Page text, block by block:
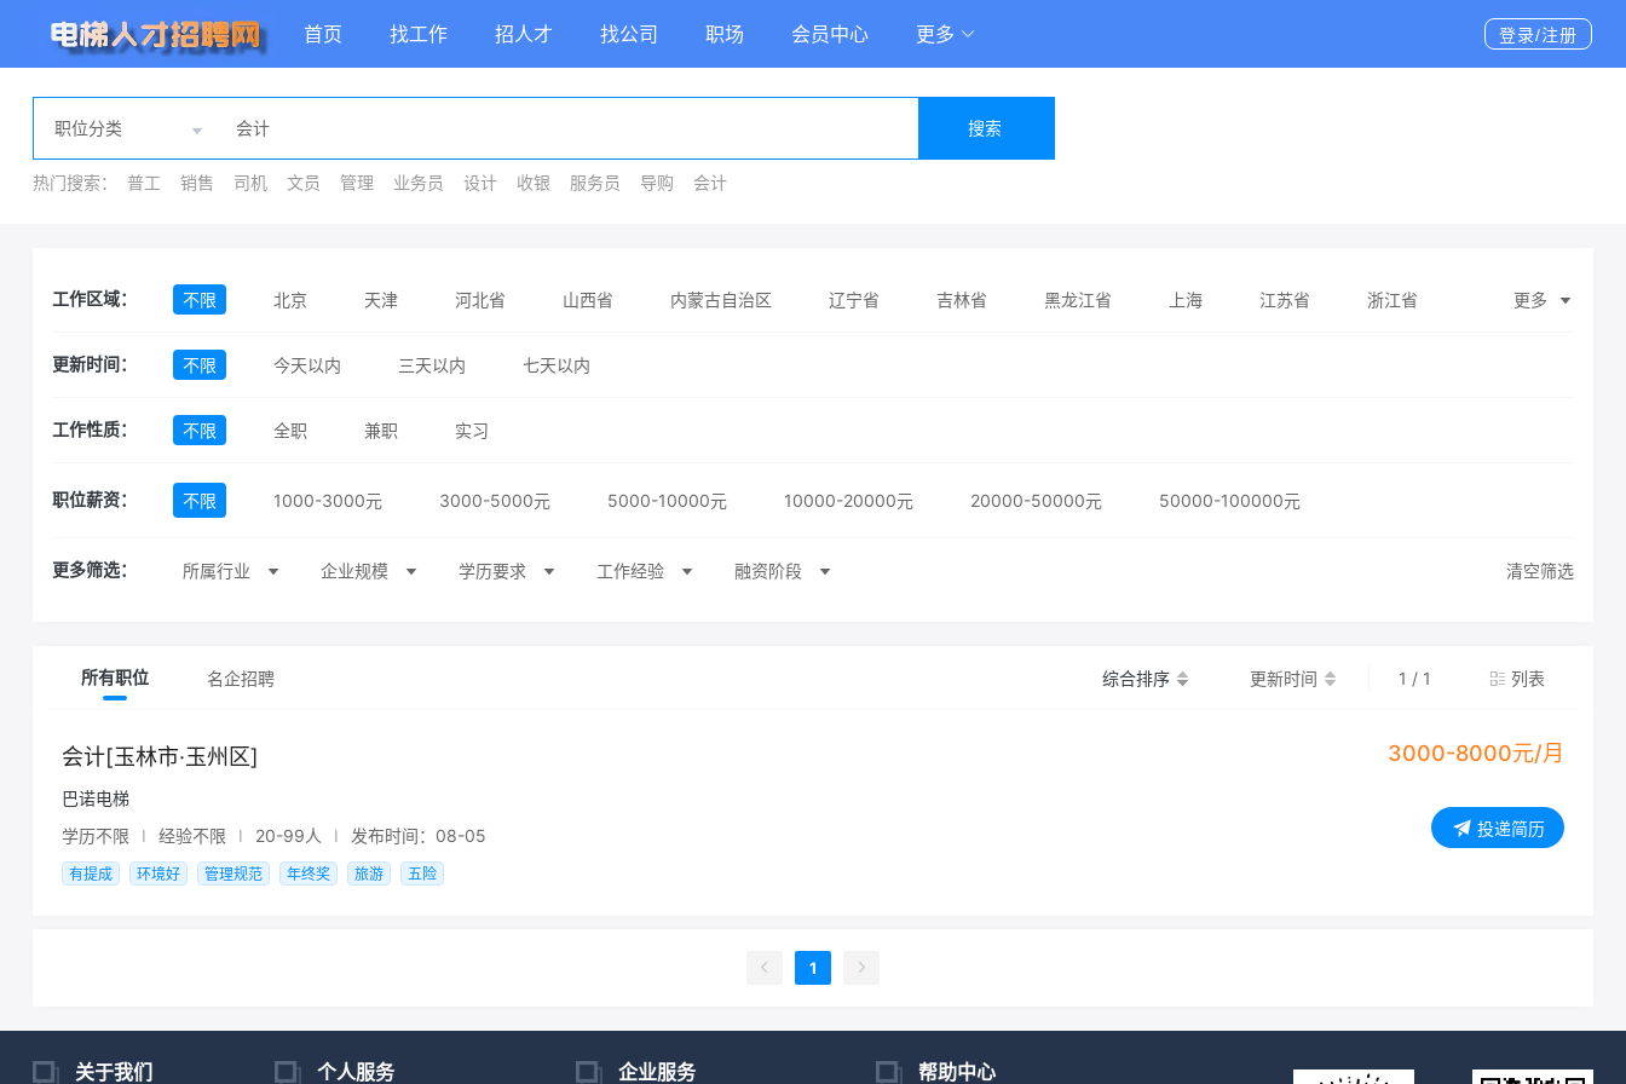
首页 找工作 招人才 找公司 职场 会员中心 更多 登录/注册
搜索
热门搜索： 普工 销售 司机 文员 管理 业务员 设计 收银 服务员 导购 会计
工作区域： 不限 北京 天津 河北省 山西省 内蒙古自治区 辽宁省 吉林省 黑龙江省 上海 江苏省 浙江省
安徽省 福建省 江西省 山东省
贵州省 云南省 西藏自治区
澳门特别行政区
更多
更新时间： 不限 今天以内 三天以内 七天以内
工作性质： 不限 全职 兼职 实习
职位薪资： 不限 1000-3000元 3000-5000元 5000-10000元 10000-20000元 20000-50000元 50000-100000元
更多筛选： 所属行业 企业规模 学历要求 工作经验 融资阶段 清空筛选
所有职位 名企招聘 综合排序 更新时间 1 / 1 列表
会计[玉林市·玉州区]
巴诺电梯
学历不限
I 经验不限 I 20-99人 I 发布时间：08-05
3000-8000元/月
投递简历
有提成 环境好 管理规范 年终奖 旅游 五险
1
关于我们 个人服务 企业服务 帮助中心